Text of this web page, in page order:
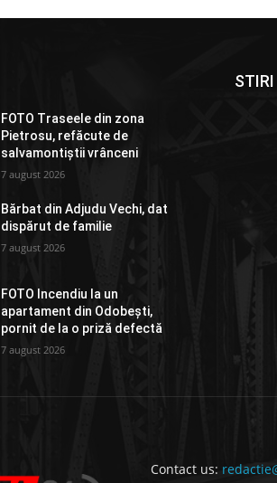
FOTO Traseele din zona
Pietrosu, refăcute de
salvamontiștii vrânceni
7 august 2026
Bărbat din Adjudu Vechi, dat
dispărut de familie
7 august 2026
FOTO Incendiu la un
apartament din Odobești,
pornit de la o priză defectă
7 august 2026
Contact us: